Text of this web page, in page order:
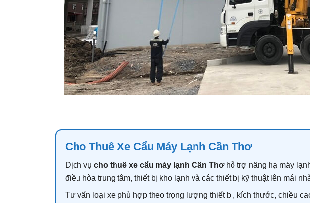
Cho Thuê Xe Cẩu Máy Lạnh Cần Thơ
Dịch vụ cho thuê xe cẩu máy lạnh Cần Thơhỗ trợ nâng hạ máy
điều hòa trung tâm, thiết bị kho lạnh và các thiết bị kỹ thuật lên mái
Tư vấn loại xe phù hợp theo trọng lượng thiết bị, kích thước, chiều